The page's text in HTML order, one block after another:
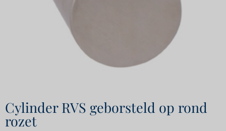
Cylinder RVS geborsteld op rond
rozet